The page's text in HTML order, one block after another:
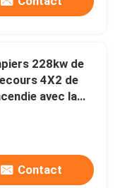
d'eau
228kw de
4X2 de
avec la
Contact